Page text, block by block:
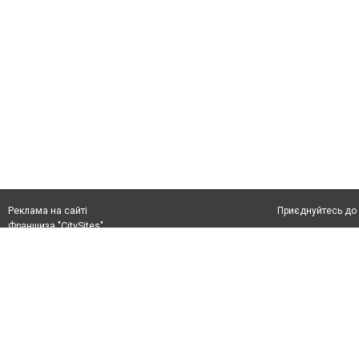
Реклама на сайті
Франшиза "CitySites"
Приєднуйтесь до